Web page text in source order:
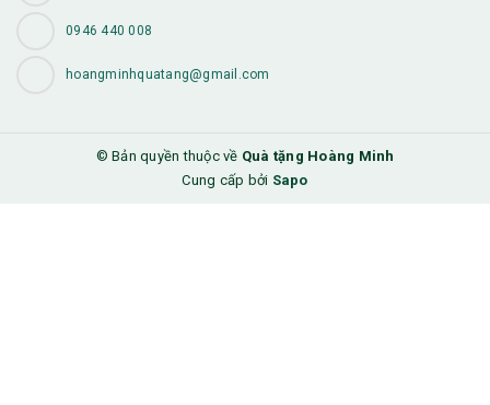
0946 440 008
hoangminhquatang@gmail.com
© Bản quyền thuộc về Quà tặng Hoàng Minh
Cung cấp bởi Sapo